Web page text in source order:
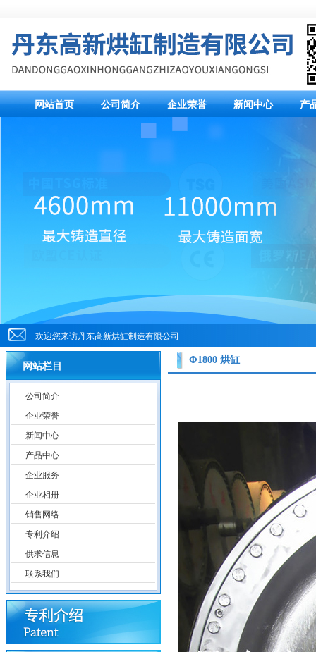
网站首页 公司简介 企业荣誉 新闻中心 产
欢迎您来访丹东高新烘缸制造有限公司
网站栏目
公司简介
企业荣誉
新闻中心
产品中心
企业服务
企业相册
销售网络
专利介绍
供求信息
联系我们
Φ1800 烘缸